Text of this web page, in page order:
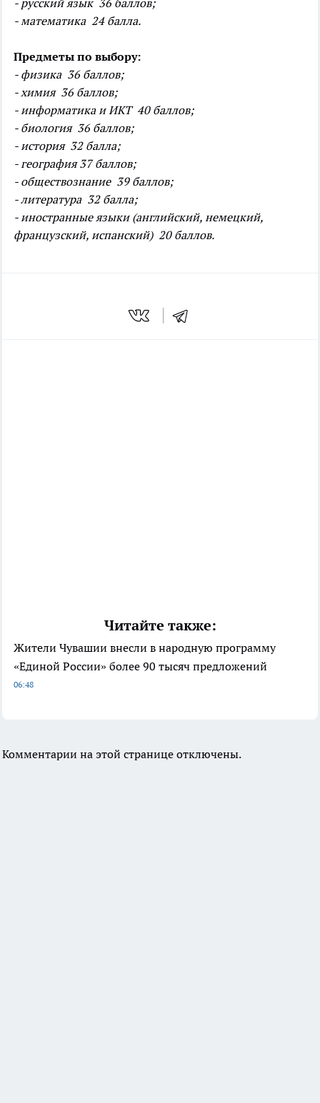
- русский язык 36 баллов;
- математика 24 балла.
Предметы по выбору:
- физика 36 баллов;
- химия 36 баллов;
- информатика и ИКТ 40 баллов;
- биология 36 баллов;
- история 32 балла;
- география 37 баллов;
- обществознание 39 баллов;
- литература 32 балла;
- иностранные языки (английский, немецкий,
французский, испанский) 20 баллов.
Читайте также:
Жители Чувашии внесли в народную программу
«Единой России» более 90 тысяч предложений
06:48
Комментарии на этой странице отключены.